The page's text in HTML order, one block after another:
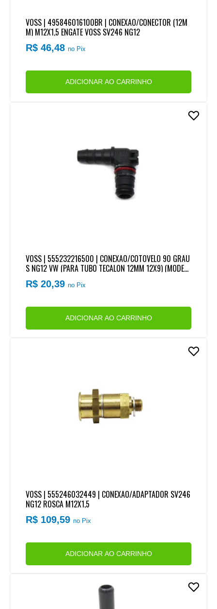
VOSS | 495846016100BR | CONEXAO/CONECTOR (12M
M) M12X1,5 ENGATE VOSS SV246 NG12
R$ 46,48no Pix
ADICIONAR AO CARRINHO
VOSS | 555232216500 | CONEXAO/COTOVELO 90 GRAU
S NG12 VW (PARA TUBO TECALON 12MM 12X9) (MODER
NA)
R$ 20,39no Pix
ADICIONAR AO CARRINHO
VOSS | 555246032449 | CONEXAO/ADAPTADOR SV246
NG12 ROSCA M12X1,5
R$ 109,59no Pix
ADICIONAR AO CARRINHO